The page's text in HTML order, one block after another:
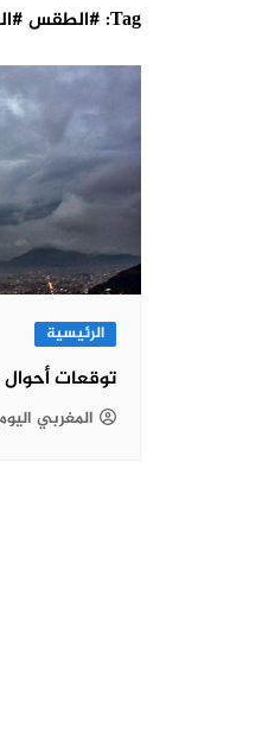
Tag: #الطقس
الرئيسية
توقعات
المغربي